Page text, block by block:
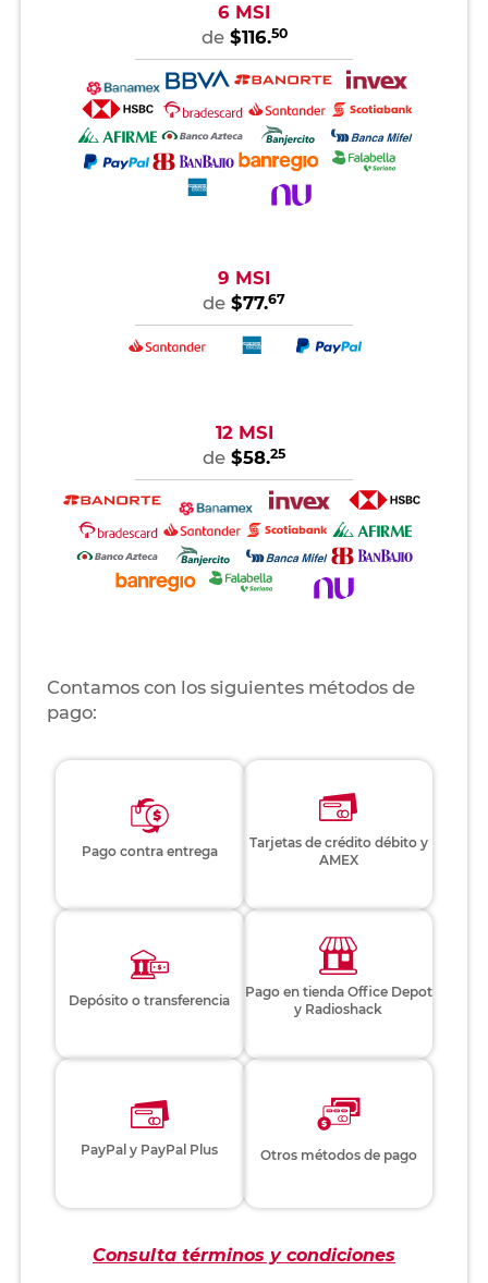
6 MSI
de $116.50
9 MSI
de $77.67
12 MSI
de $58.25
Contamos con los siguientes métodos de
pago:
Pago contra entrega
Tarjetas de crédito débito y
AMEX
Depósito o transferencia
Pago en tienda Office Depot
y Radioshack
PayPal y PayPal Plus Otros métodos de pago
Consulta términos y condiciones